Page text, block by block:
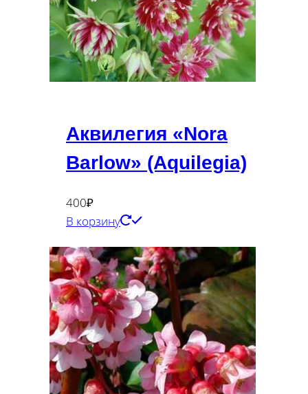
Аквилегия «Nora
Barlow» (Aquilegia)
400₽
В корзину